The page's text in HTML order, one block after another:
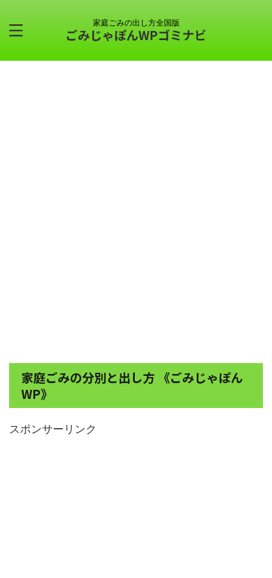
家庭ごみの出し方全国版
ごみじゃぽんWPゴミナビ
家庭ごみの分別と出し方 《ごみじゃぽん
WP》
スポンサーリンク